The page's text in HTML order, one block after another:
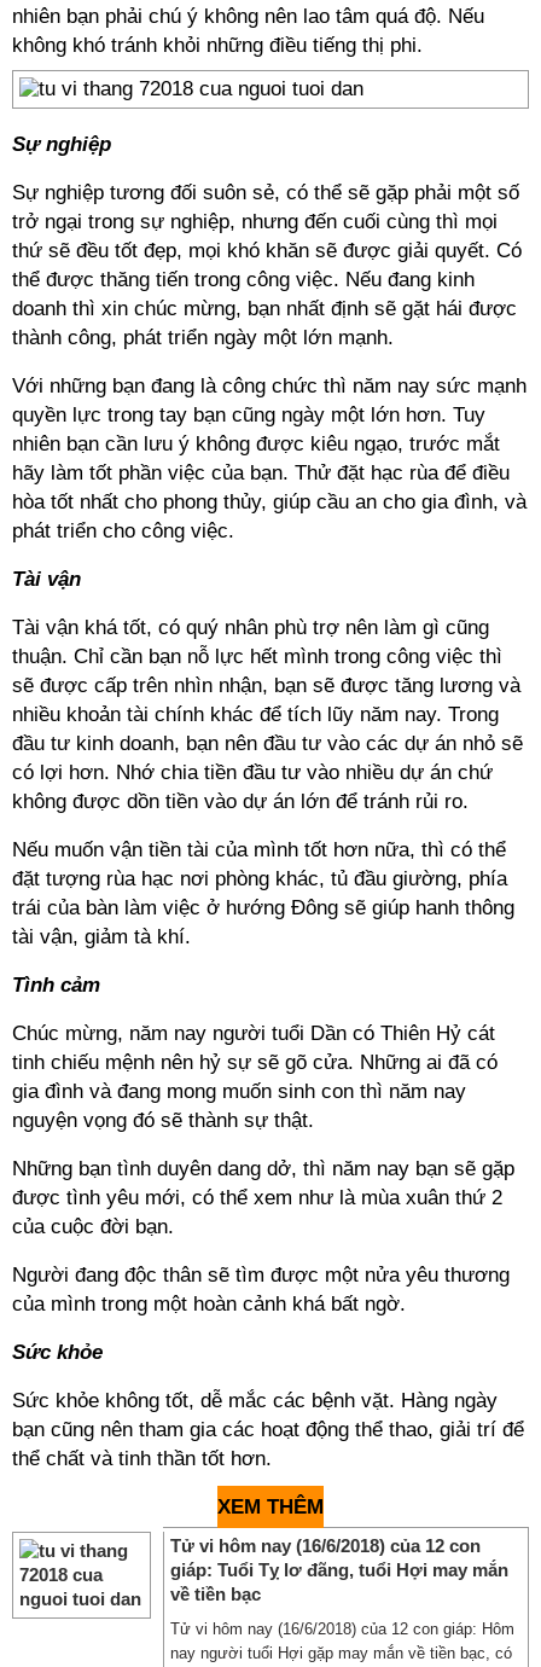
nhiên bạn phải chú ý không nên lao tâm quá độ. Nếu
không khó tránh khỏi những điều tiếng thị phi.
Sự nghiệp
Sự nghiệp tương đối suôn sẻ, có thể sẽ gặp phải một số
trở ngại trong sự nghiệp, nhưng đến cuối cùng thì mọi
thứ sẽ đều tốt đẹp, mọi khó khăn sẽ được giải quyết. Có
thể được thăng tiến trong công việc. Nếu đang kinh
doanh thì xin chúc mừng, bạn nhất định sẽ gặt hái được
thành công, phát triển ngày một lớn mạnh.
Với những bạn đang là công chức thì năm nay sức mạnh
quyền lực trong tay bạn cũng ngày một lớn hơn. Tuy
nhiên bạn cần lưu ý không được kiêu ngạo, trước mắt
hãy làm tốt phần việc của bạn. Thử đặt hạc rùa để điều
hòa tốt nhất cho phong thủy, giúp cầu an cho gia đình, và
phát triển cho công việc.
Tài vận
Tài vận khá tốt, có quý nhân phù trợ nên làm gì cũng
thuận. Chỉ cần bạn nỗ lực hết mình trong công việc thì
sẽ được cấp trên nhìn nhận, bạn sẽ được tăng lương và
nhiều khoản tài chính khác để tích lũy năm nay. Trong
đầu tư kinh doanh, bạn nên đầu tư vào các dự án nhỏ sẽ
có lợi hơn. Nhớ chia tiền đầu tư vào nhiều dự án chứ
không được dồn tiền vào dự án lớn để tránh rủi ro.
Nếu muốn vận tiền tài của mình tốt hơn nữa, thì có thể
đặt tượng rùa hạc nơi phòng khác, tủ đầu giường, phía
trái của bàn làm việc ở hướng Đông sẽ giúp hanh thông
tài vận, giảm tà khí.
Tình cảm
Chúc mừng, năm nay người tuổi Dần có Thiên Hỷ cát
tinh chiếu mệnh nên hỷ sự sẽ gõ cửa. Những ai đã có
gia đình và đang mong muốn sinh con thì năm nay
nguyện vọng đó sẽ thành sự thật.
Những bạn tình duyên dang dở, thì năm nay bạn sẽ gặp
được tình yêu mới, có thể xem như là mùa xuân thứ 2
của cuộc đời bạn.
Người đang độc thân sẽ tìm được một nửa yêu thương
của mình trong một hoàn cảnh khá bất ngờ.
Sức khỏe
Sức khỏe không tốt, dễ mắc các bệnh vặt. Hàng ngày
bạn cũng nên tham gia các hoạt động thể thao, giải trí để
thể chất và tinh thần tốt hơn.
XEM THÊM
Tử vi hôm nay (16/6/2018) của 12 con
giáp: Tuổi Tỵ lơ đãng, tuổi Hợi may mắn
về tiền bạc
Tử vi hôm nay (16/6/2018) của 12 con giáp: Hôm
nay người tuổi Hợi gặp may mắn về tiền bạc, có